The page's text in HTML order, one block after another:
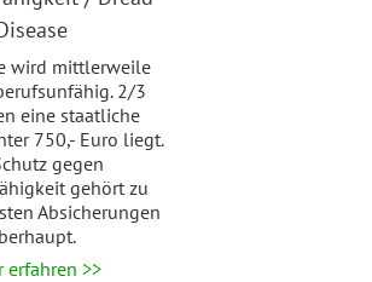
wird mittlerweile
2/3
eine staatliche
750,- Euro liegt.
gegen
gehört zu
Absicherungen
erfahren >>